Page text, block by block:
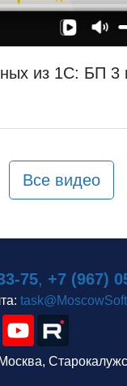
из 1С: БП
Все видео
75, +7 (967)